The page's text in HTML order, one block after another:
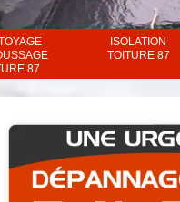
87
ISOLATION
TOITURE 87